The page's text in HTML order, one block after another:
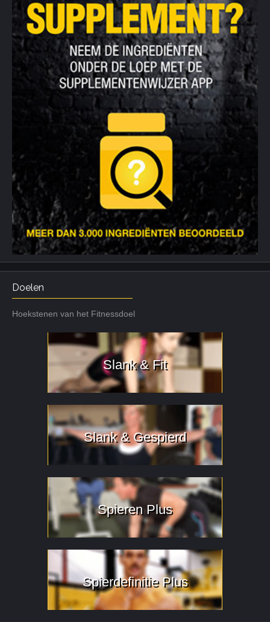
Doelen
Hoekstenen van het Fitnessdoel
Slank & Fit
Slank & Gespierd
Spieren Plus
Spierdefinitie Plus